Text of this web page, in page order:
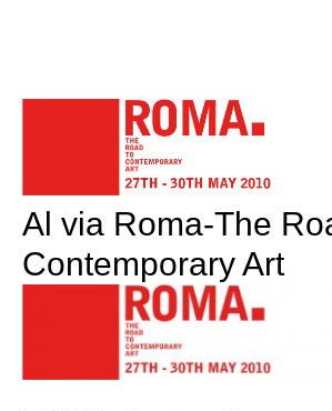
Al via Roma-The
Contemporary Art